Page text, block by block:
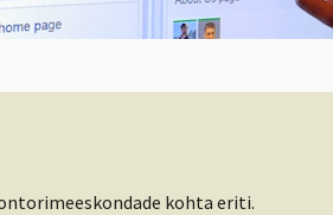
kohta eriti.